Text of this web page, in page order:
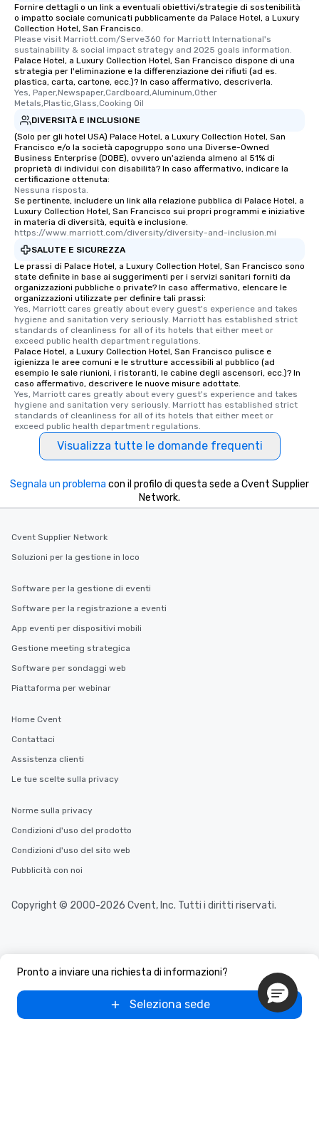
Fornire dettagli o un link a eventuali obiettivi/strategie di sostenibilità
o impatto sociale comunicati pubblicamente da Palace Hotel, a Luxury
Collection Hotel, San Francisco.
Please visit Marriott.com/Serve360 for Marriott International's
sustainability & social impact strategy and 2025 goals information.
Palace Hotel, a Luxury Collection Hotel, San Francisco dispone di una
strategia per l'eliminazione e la differenziazione dei rifiuti (ad es.
plastica, carta, cartone, ecc.)? In caso affermativo, descriverla.
Yes, Paper,Newspaper,Cardboard,Aluminum,Other
Metals,Plastic,Glass,Cooking Oil
DIVERSITÀ E INCLUSIONE
(Solo per gli hotel USA) Palace Hotel, a Luxury Collection Hotel, San
Francisco e/o la società capogruppo sono una Diverse-Owned
Business Enterprise (DOBE), ovvero un'azienda almeno al 51% di
proprietà di individui con disabilità? In caso affermativo, indicare la
certificazione ottenuta:
Nessuna risposta.
Se pertinente, includere un link alla relazione pubblica di Palace Hotel, a
Luxury Collection Hotel, San Francisco sui propri programmi e iniziative
in materia di diversità, equità e inclusione.
https://www.marriott.com/diversity/diversity-and-inclusion.mi
SALUTE E SICUREZZA
Le prassi di Palace Hotel, a Luxury Collection Hotel, San Francisco sono
state definite in base ai suggerimenti per i servizi sanitari forniti da
organizzazioni pubbliche o private? In caso affermativo, elencare le
organizzazioni utilizzate per definire tali prassi:
Yes, Marriott cares greatly about every guest's experience and takes
hygiene and sanitation very seriously. Marriott has established strict
standards of cleanliness for all of its hotels that either meet or
exceed public health department regulations.
Palace Hotel, a Luxury Collection Hotel, San Francisco pulisce e
igienizza le aree comuni e le strutture accessibili al pubblico (ad
esempio le sale riunioni, i ristoranti, le cabine degli ascensori, ecc.)? In
caso affermativo, descrivere le nuove misure adottate.
Yes, Marriott cares greatly about every guest's experience and takes
hygiene and sanitation very seriously. Marriott has established strict
standards of cleanliness for all of its hotels that either meet or
exceed public health department regulations.
Visualizza tutte le domande frequenti
Pronto a inviare una richiesta di informazioni?
Seleziona sede
Segnala un problema con il profilo di questa sede a Cvent Supplier
Network.
Cvent Supplier Network
Soluzioni per la gestione in loco
Software per la gestione di eventi
Software per la registrazione a eventi
App eventi per dispositivi mobili
Gestione meeting strategica
Software per sondaggi web
Piattaforma per webinar
Home Cvent
Contattaci
Assistenza clienti
Le tue scelte sulla privacy
Norme sulla privacy
Condizioni d'uso del prodotto
Condizioni d'uso del sito web
Pubblicità con noi
Copyright © 2000-2026 Cvent, Inc. Tutti i diritti riservati.